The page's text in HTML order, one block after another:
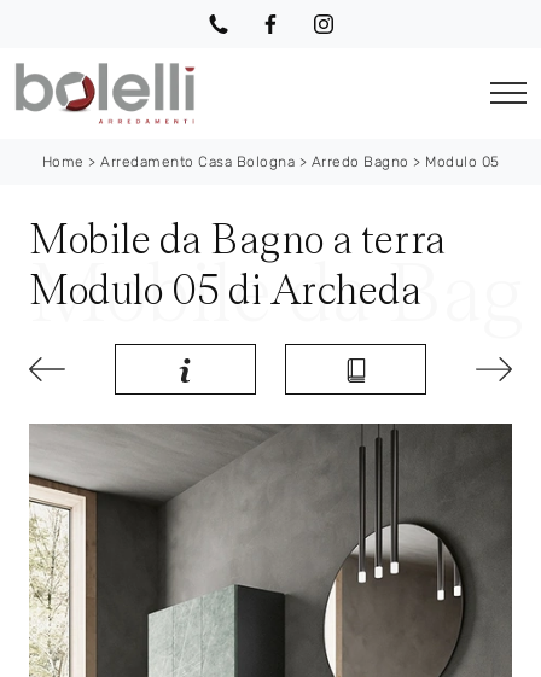
Home > Arredamento Casa Bologna > Arredo Bagno > Modulo 05
Mobile da Bagno a terra
Modulo 05 di Archeda